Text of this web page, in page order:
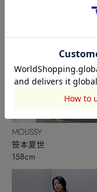
MOUSSY
笹本夏世
158cm